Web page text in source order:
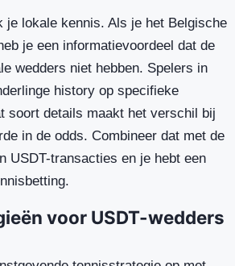
je lokale kennis. Als je het Belgische
je een informatievoordeel dat de
wedders niet hebben. Spelers in
history op specifieke
soort details maakt het verschil bij
in de odds. Combineer dat met de
USDT-transacties en je hebt een
voor USDT-wedders